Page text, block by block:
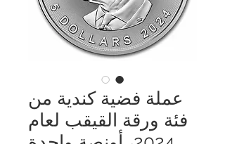
عملة فضية كندية من
فئة ورقة القيقب لعام